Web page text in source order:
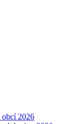
2026